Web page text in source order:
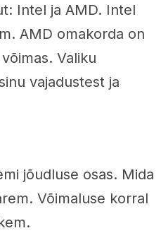
Intel ja AMD. Intel
AMD omakorda on
Valiku
vajadustest ja
jõudluse osas. Mida
Võimaluse korral